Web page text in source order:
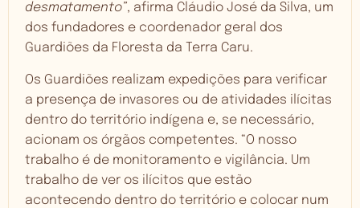
desmatamento”, afirma Cláudio José da Silva, um
dos fundadores e coordenador geral dos
Guardiões da Floresta da Terra Caru.
Os Guardiões realizam expedições para verificar
a presença de invasores ou de atividades ilícitas
dentro do território indígena e, se necessário,
acionam os órgãos competentes. “O nosso
trabalho é de monitoramento e vigilância. Um
trabalho de ver os ilícitos que estão
acontecendo dentro do território e colocar num